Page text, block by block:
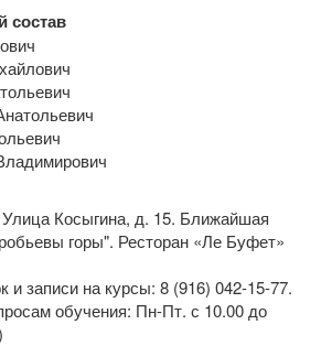
состав
Косыгина, д. 15. Ближайшая
горы". Ресторан «Ле Буфет»
и записи на курсы: 8 (916) 042-15-77.
обучения: Пн-Пт. с 10.00 до